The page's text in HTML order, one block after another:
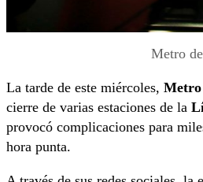
Metro
La tarde de este miércoles, Metro
cierre de varias estaciones de la
provocó complicaciones para
hora punta.